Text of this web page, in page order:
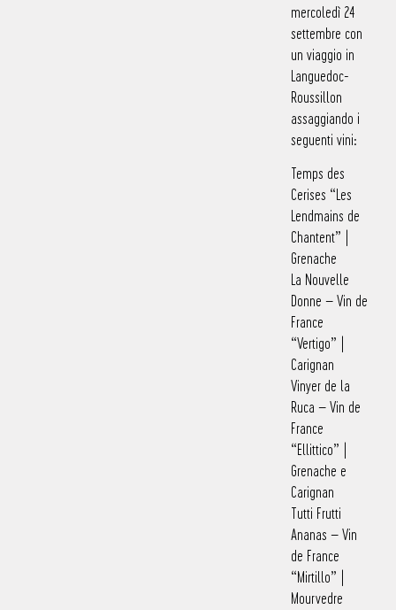
mercoledì 24
settembre con
un viaggio in
Languedoc-
Roussillon
assaggiando i
seguenti vini:
Temps des
Cerises “Les
Lendmains de
Chantent” |
Grenache
La Nouvelle
Donne – Vin de
France
“Vertigo” |
Carignan
Vinyer de la
Ruca – Vin de
France
“Ellittico” |
Grenache e
Carignan
Tutti Frutti
Ananas – Vin
de France
“Mirtillo” |
Mourvedre